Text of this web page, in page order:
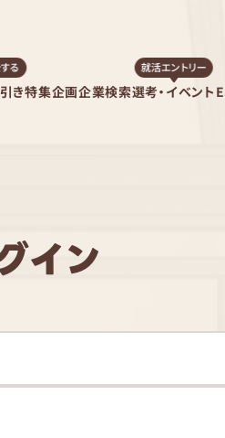
き
る
特集企画企業検索選考・イベント
就活エントリー
イン